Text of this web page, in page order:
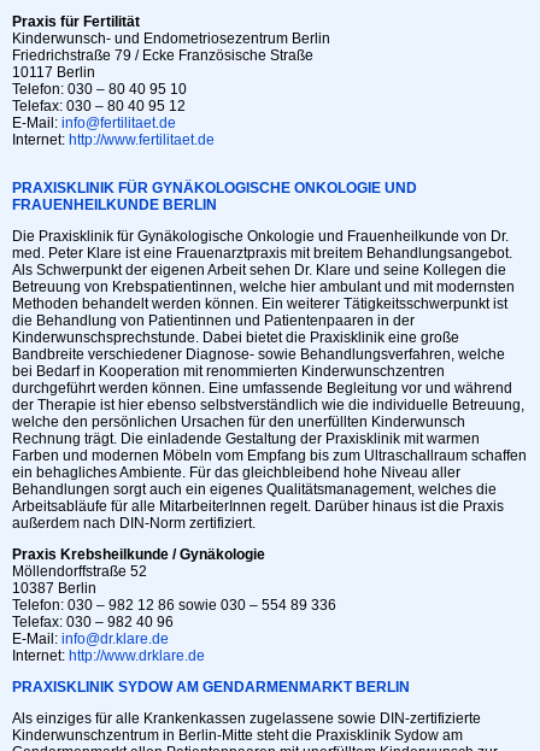
Praxis für Fertilität
Kinderwunsch- und Endometriosezentrum Berlin
Friedrichstraße 79 / Ecke Französische Straße
10117 Berlin
Telefon: 030 – 80 40 95 10
Telefax: 030 – 80 40 95 12
E-Mail: info@fertilitaet.de
Internet: http://www.fertilitaet.de
PRAXISKLINIK FÜR GYNÄKOLOGISCHE ONKOLOGIE UND
FRAUENHEILKUNDE BERLIN
Die Praxisklinik für Gynäkologische Onkologie und Frauenheilkunde von Dr.
med. Peter Klare ist eine Frauenarztpraxis mit breitem Behandlungsangebot.
Als Schwerpunkt der eigenen Arbeit sehen Dr. Klare und seine Kollegen die
Betreuung von Krebspatientinnen, welche hier ambulant und mit modernsten
Methoden behandelt werden können. Ein weiterer Tätigkeitsschwerpunkt ist
die Behandlung von Patientinnen und Patientenpaaren in der
Kinderwunschsprechstunde. Dabei bietet die Praxisklinik eine große
Bandbreite verschiedener Diagnose- sowie Behandlungsverfahren, welche
bei Bedarf in Kooperation mit renommierten Kinderwunschzentren
durchgeführt werden können. Eine umfassende Begleitung vor und während
der Therapie ist hier ebenso selbstverständlich wie die individuelle Betreuung,
welche den persönlichen Ursachen für den unerfüllten Kinderwunsch
Rechnung trägt. Die einladende Gestaltung der Praxisklinik mit warmen
Farben und modernen Möbeln vom Empfang bis zum Ultraschallraum schaffen
ein behagliches Ambiente. Für das gleichbleibend hohe Niveau aller
Behandlungen sorgt auch ein eigenes Qualitätsmanagement, welches die
Arbeitsabläufe für alle MitarbeiterInnen regelt. Darüber hinaus ist die Praxis
außerdem nach DIN-Norm zertifiziert.
Praxis Krebsheilkunde / Gynäkologie
Möllendorffstraße 52
10387 Berlin
Telefon: 030 – 982 12 86 sowie 030 – 554 89 336
Telefax: 030 – 982 40 96
E-Mail: info@dr.klare.de
Internet: http://www.drklare.de
PRAXISKLINIK SYDOW AM GENDARMENMARKT BERLIN
Als einziges für alle Krankenkassen zugelassene sowie DIN-zertifizierte
Kinderwunschzentrum in Berlin-Mitte steht die Praxisklinik Sydow am